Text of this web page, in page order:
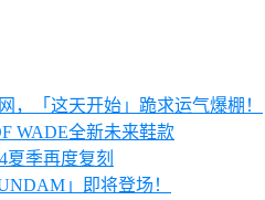
，「这天开始」跪求运气爆棚！
WADE全新未来鞋款
夏季再度复刻
」即将登场！